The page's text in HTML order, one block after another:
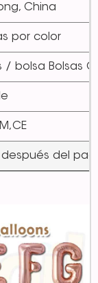
China
por color
/ bolsa Bolsas
después del